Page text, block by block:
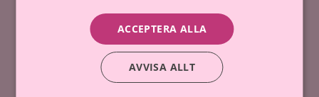
ACCEPTERA ALLA
AVVISA ALLT